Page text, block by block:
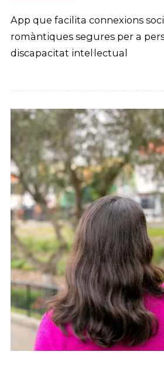
App que facilita connexions
romàntiques segures per a
discapacitat intel·lectual